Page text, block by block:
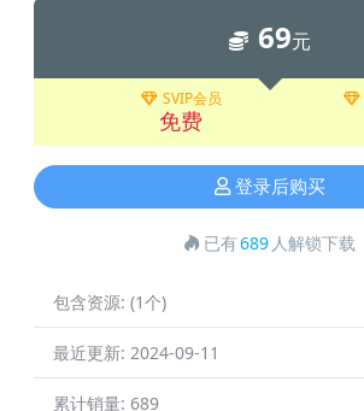
69元
SVIP会员
免费
登录后购买
已有689 人解锁下载
包含资源: (1个)
最近更新: 2024-09-11
累计销量: 689